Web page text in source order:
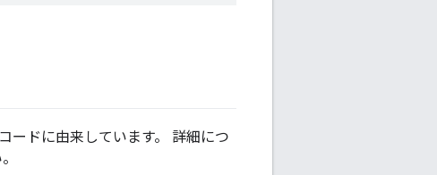
ードに由来しています。 詳細につ